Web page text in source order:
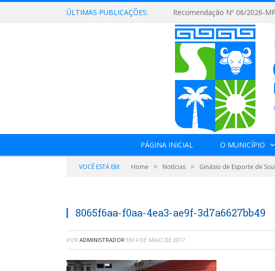
ÚLTIMAS PUBLICAÇÕES: Recomendação Nº 06/2026-
PÁGINA INICIAL O MUNICÍPIO
VOCÊ ESTÁ EM: Home » Notícias » Ginásio de Esporte de
8065f6aa-f0aa-4ea3-ae9f-3d7a6627bb49
POR ADMINISTRADOR EM 4 DE MAIO DE 2017